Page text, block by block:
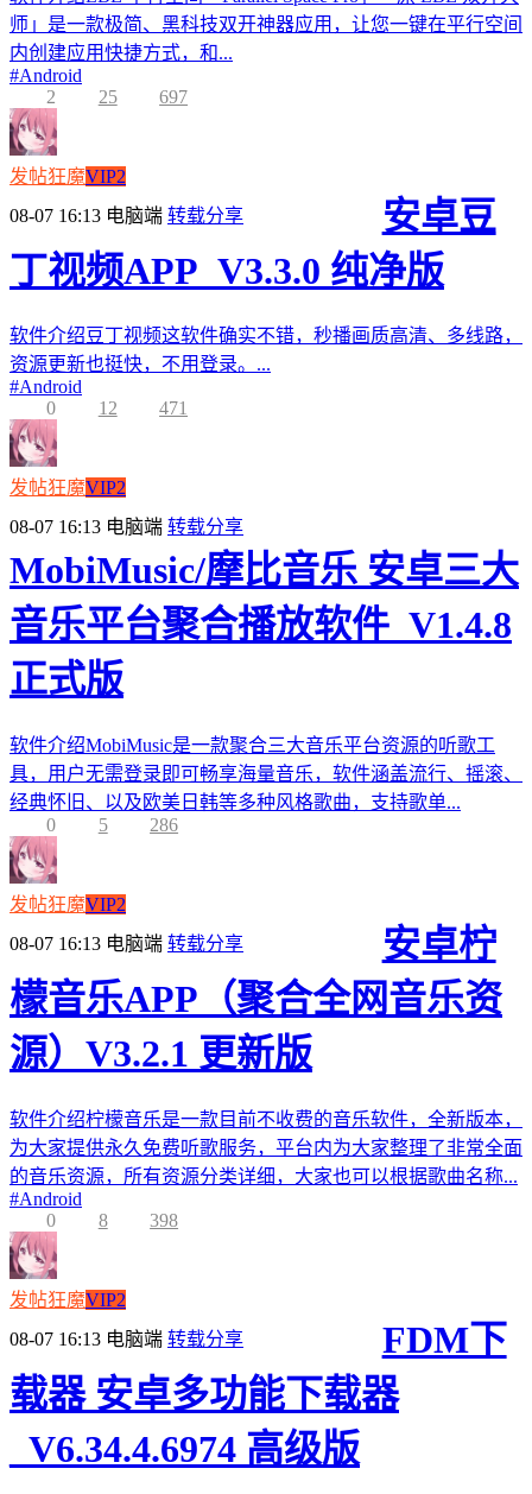
师」是一款极简、黑科技双开神器应用，让您一键在平行空间
内创建应用快捷方式，和...
#Android
2
25 697
发帖狂魔VIP2
08-07 16:13 电脑端 转载分享
安卓豆
丁视频APP_V3.3.0 纯净版
软件介绍豆丁视频这软件确实不错，秒播画质高清、多线路，
资源更新也挺快，不用登录。...
#Android
0
12 471
发帖狂魔VIP2
08-07 16:13 电脑端 转载分享
MobiMusic/摩比音乐 安卓三大
音乐平台聚合播放软件_V1.4.8
正式版
软件介绍MobiMusic是一款聚合三大音乐平台资源的听歌工
具，用户无需登录即可畅享海量音乐，软件涵盖流行、摇滚、
经典怀旧、以及欧美日韩等多种风格歌曲，支持歌单...
0
5 286
发帖狂魔VIP2
08-07 16:13 电脑端 转载分享
安卓柠
檬音乐APP（聚合全网音乐资
源）V3.2.1 更新版
软件介绍柠檬音乐是一款目前不收费的音乐软件，全新版本，
为大家提供永久免费听歌服务，平台内为大家整理了非常全面
的音乐资源，所有资源分类详细，大家也可以根据歌曲名称...
#Android
0
8 398
发帖狂魔VIP2
08-07 16:13 电脑端 转载分享
FDM下
载器 安卓多功能下载器
_V6.34.4.6974 高级版